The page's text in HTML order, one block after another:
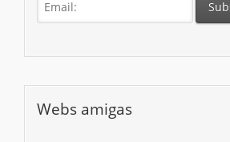
Webs amigas